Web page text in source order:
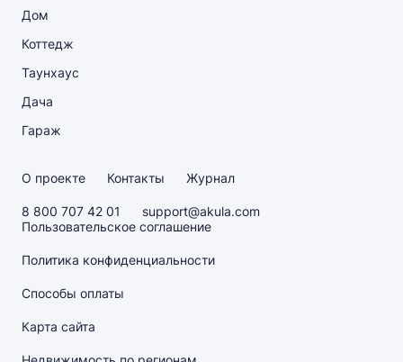
Дом
Коттедж
Таунхаус
Дача
Гараж
О проекте Контакты Журнал
8 800 707 42 01
support@akula.com
Пользовательское соглашение
Политика конфиденциальности
Способы оплаты
Карта сайта